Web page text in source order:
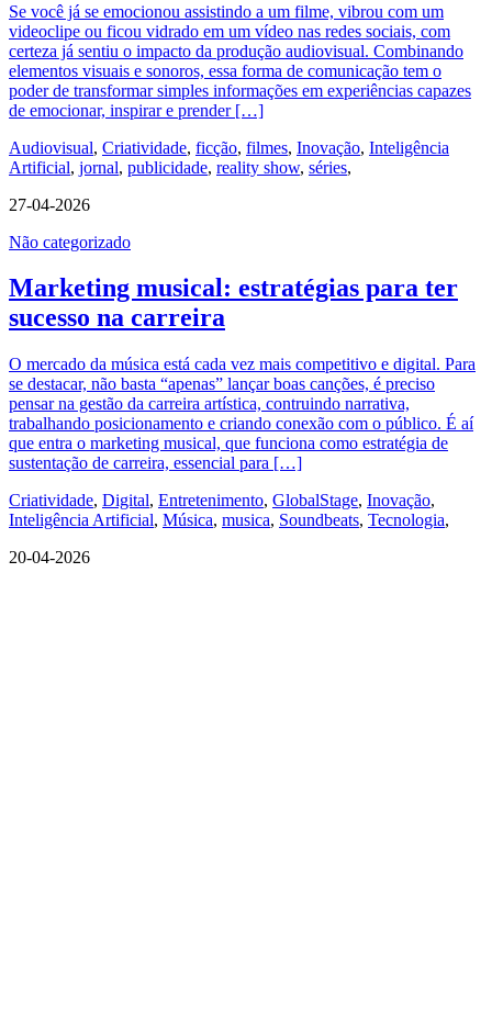
Se você já se emocionou assistindo a um filme, vibrou com um
videoclipe ou ficou vidrado em um vídeo nas redes sociais, com
certeza já sentiu o impacto da produção audiovisual. Combinando
elementos visuais e sonoros, essa forma de comunicação tem o
poder de transformar simples informações em experiências capazes
de emocionar, inspirar e prender […]
Audiovisual, Criatividade, ficção, filmes, Inovação, Inteligência
Artificial, jornal, publicidade, reality show, séries,
27-04-2026
Não categorizado
Marketing musical: estratégias para ter
sucesso na carreira
O mercado da música está cada vez mais competitivo e digital. Para
se destacar, não basta “apenas” lançar boas canções, é preciso
pensar na gestão da carreira artística, contruindo narrativa,
trabalhando posicionamento e criando conexão com o público. É aí
que entra o marketing musical, que funciona como estratégia de
sustentação de carreira, essencial para […]
Criatividade, Digital, Entretenimento, GlobalStage, Inovação,
Inteligência Artificial, Música, musica, Soundbeats, Tecnologia,
20-04-2026